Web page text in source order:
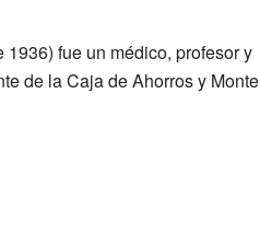
fue un médico, profesor y
de la Caja de Ahorros y